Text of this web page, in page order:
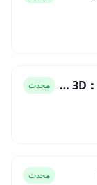
Block Craft 3D：Building Game Mod APK محدث
محدث